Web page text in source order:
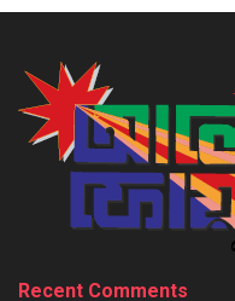
Recent Comments